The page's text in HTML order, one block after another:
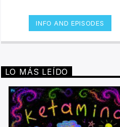
INFO AND EPISODES
LO MÁS LEÍDO